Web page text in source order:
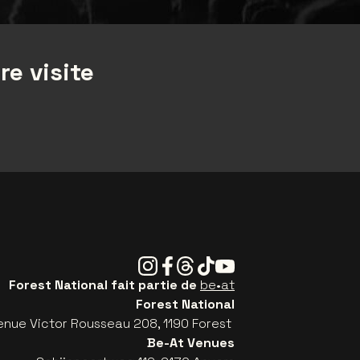
visite
Instagram
Facebook
Threads
TiktokYoutube
Forest National fait partie de be•at
Forest National
Victor Rousseau 208, 1190 Forest
Be-At Venues